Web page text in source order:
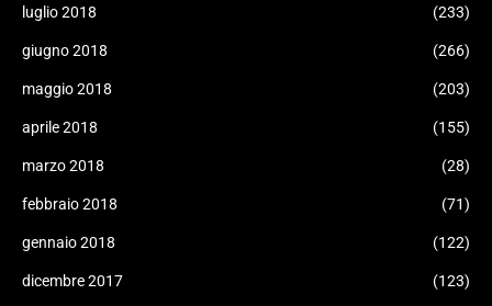
luglio 2018 (233)
giugno 2018 (266)
maggio 2018 (203)
aprile 2018 (155)
marzo 2018 (28)
febbraio 2018 (71)
gennaio 2018 (122)
dicembre 2017 (123)